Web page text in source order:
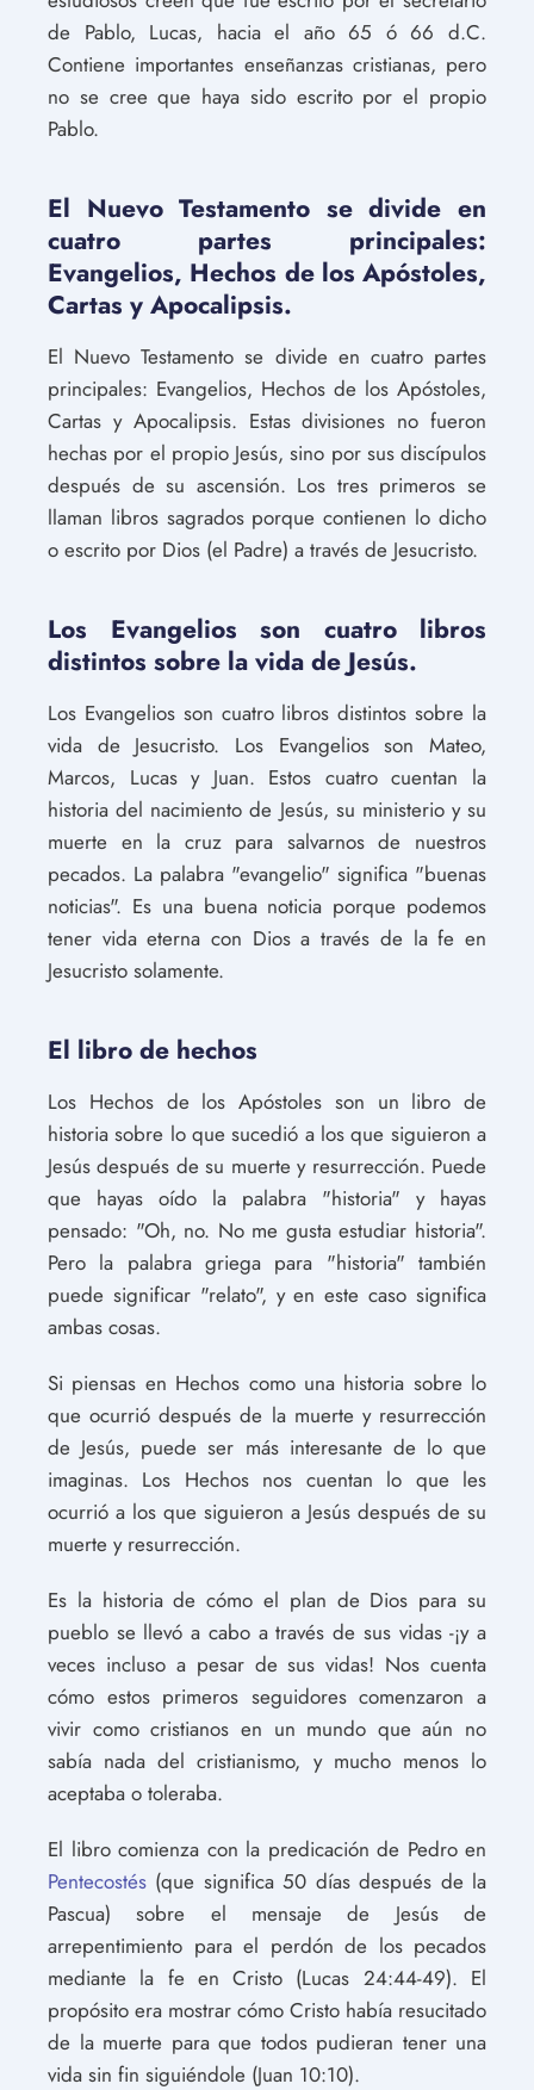
de Pablo, Lucas, hacia el año 65 ó 66 d.C.
Contiene importantes enseñanzas cristianas, pero
no se cree que haya sido escrito por el propio
Pablo.
El Nuevo Testamento se divide en
cuatro partes principales:
Evangelios, Hechos de los Apóstoles,
Cartas y Apocalipsis.
El Nuevo Testamento se divide en cuatro partes
principales: Evangelios, Hechos de los Apóstoles,
Cartas y Apocalipsis. Estas divisiones no fueron
hechas por el propio Jesús, sino por sus discípulos
después de su ascensión. Los tres primeros se
llaman libros sagrados porque contienen lo dicho
o escrito por Dios (el Padre) a través de Jesucristo.
Los Evangelios son cuatro libros
distintos sobre la vida de Jesús.
Los Evangelios son cuatro libros distintos sobre la
vida de Jesucristo. Los Evangelios son Mateo,
Marcos, Lucas y Juan. Estos cuatro cuentan la
historia del nacimiento de Jesús, su ministerio y su
muerte en la cruz para salvarnos de nuestros
pecados. La palabra "evangelio" significa "buenas
noticias". Es una buena noticia porque podemos
tener vida eterna con Dios a través de la fe en
Jesucristo solamente.
El libro de hechos
Los Hechos de los Apóstoles son un libro de
historia sobre lo que sucedió a los que siguieron a
Jesús después de su muerte y resurrección. Puede
que hayas oído la palabra "historia" y hayas
pensado: "Oh, no. No me gusta estudiar historia".
Pero la palabra griega para "historia" también
puede significar "relato", y en este caso significa
ambas cosas.
Si piensas en Hechos como una historia sobre lo
que ocurrió después de la muerte y resurrección
de Jesús, puede ser más interesante de lo que
imaginas. Los Hechos nos cuentan lo que les
ocurrió a los que siguieron a Jesús después de su
muerte y resurrección.
Es la historia de cómo el plan de Dios para su
pueblo se llevó a cabo a través de sus vidas -¡y a
veces incluso a pesar de sus vidas! Nos cuenta
cómo estos primeros seguidores comenzaron a
vivir como cristianos en un mundo que aún no
sabía nada del cristianismo, y mucho menos lo
aceptaba o toleraba.
El libro comienza con la predicación de Pedro en
Pentecostés (que significa 50 días después de la
Pascua) sobre el mensaje de Jesús de
arrepentimiento para el perdón de los pecados
mediante la fe en Cristo (Lucas 24:44-49). El
propósito era mostrar cómo Cristo había resucitado
de la muerte para que todos pudieran tener una
vida sin fin siguiéndole (Juan 10:10).